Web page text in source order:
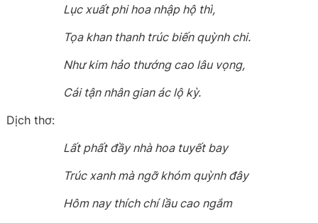
Lục xuất phi hoa nhập hộ thì,
Tọa khan thanh trúc biến quỳnh chi.
Như kim hảo thướng cao lâu vọng,
Cái tận nhân gian ác lộ kỳ.
Dịch thơ:
Lất phất đầy nhà hoa tuyết bay
Trúc xanh mà ngỡ khóm quỳnh đây
Hôm nay thích chí lầu cao ngắm